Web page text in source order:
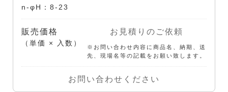
n-φH：8-23
販売価格
（単価 × 入数）
お見積りのご依頼
※お問い合わせ内容に商品名、納期、送
先、現場名等の記載をお願い致します。
お問い合わせください